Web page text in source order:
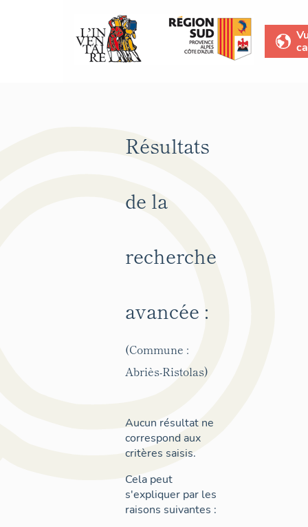
Résultats
de la
recherche
avancée :
(Commune :
Abriès-Ristolas)
Aucun résultat ne
correspond aux
critères saisis.
Cela peut
s'expliquer par les
raisons suivantes :